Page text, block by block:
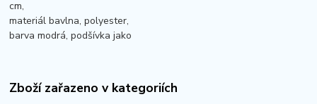
cm,
materiál bavlna, polyester,
barva modrá, podšívka jako
Zboží zařazeno v kategoriích